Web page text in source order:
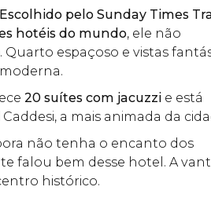
Escolhido pelo Sunday Times
hotéis do mundo, ele não
espaçoso e vistas
20 suítes com jacuzzi e está
a mais animada da
não tenha o encanto dos
falou bem desse hotel. A
histórico.